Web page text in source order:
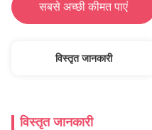
सबसे अच्छी कीमत पाएं
विस्तृत जानकारी
विस्तृत जानकारी